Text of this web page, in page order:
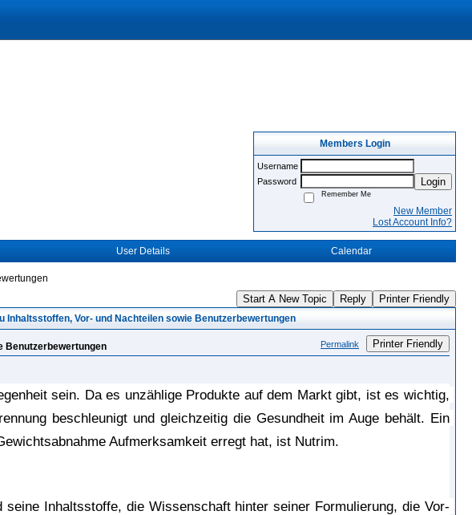
Members Login
Username
Password
Login
Remember Me
New Member
Lost Account Info?
User Details Calendar
Start A New Topic Reply Printer Friendly
Vor- und Nachteilen sowie Benutzerbewertungen
Benutzerbewertungen Permalink Printer Friendly
sein. Da es unzählige Produkte auf dem Markt gibt, ist es wichtig,
beschleunigt und gleichzeitig die Gesundheit im Auge behält. Ein
Aufmerksamkeit erregt hat, ist Nutrim.
Inhaltsstoffe, die Wissenschaft hinter seiner Formulierung, die Vor-